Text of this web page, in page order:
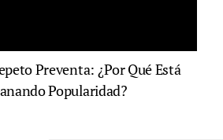
Preventa: ¿Por Qué Está
Popularidad?